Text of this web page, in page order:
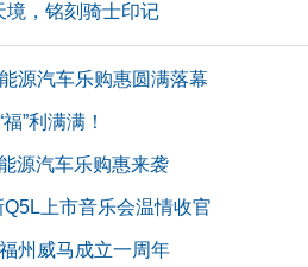
境，铭刻骑士印记
源汽车乐购惠圆满落幕
”利满满！
源汽车乐购惠来袭
上市音乐会温情收官
州威马成立一周年